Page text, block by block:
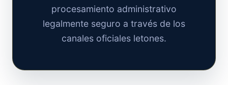
procesamiento administrativo
legalmente seguro a través de los
canales oficiales letones.